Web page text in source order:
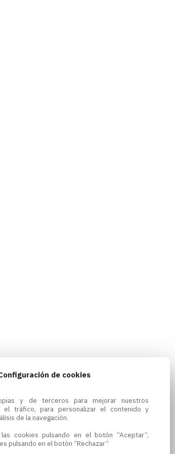
de cookies
y de terceros para mejorar nuestros
el tráfico, para personalizar el contenido y
de la navegación.
cookies pulsando en el botón “Aceptar”,
pulsando en el botón “Rechazar”